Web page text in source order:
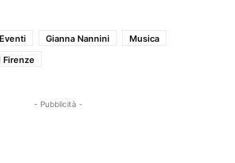
Eventi Gianna Nannini
Musica
Firenze
- Pubblicità -